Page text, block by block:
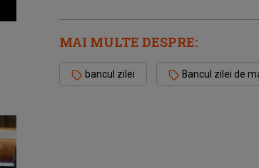
MAI MULTE DESPRE:
bancul zilei Bancul zilei de